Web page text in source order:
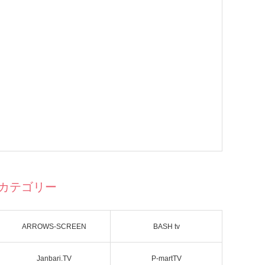
テゴリー
ARROWS-SCREEN BASH tv
Janbari.TV P-martTV